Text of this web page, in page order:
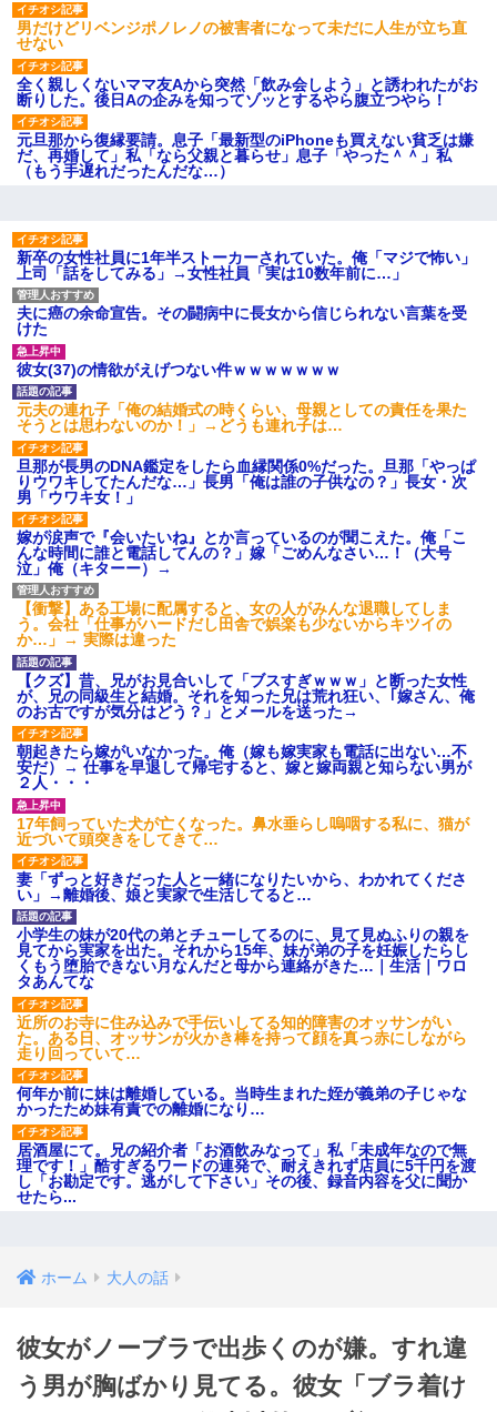
【衝撃】報酬100万円超の治験
募集がこちらｗｗｗｗｗ(※画像
あり)
【ネット騒然】惨殺されたタ
ワマン頂き女子のこの動画、す
げえええええｗｗｗｗｗｗｗｗ
ｗｗｗ
【愕然】白のクラウン俺氏、
高速道路左車線を制限速度で走
った結果wwwwwwwwwwww
でも盛大にやらかす←あまり悲
しませないでくれ
男だけどリベンジポノレノの被害者になって未だに人生が立ち直
せない
全く親しくないママ友Aから突然「飲み会しよう」と誘われたがお
断りした。後日Aの企みを知ってゾッとするやら腹立つやら！
元旦那から復縁要請。息子「最新型のiPhoneも買えない貧乏は嫌
だ、再婚して」私「なら父親と暮らせ」息子「やった＾＾」私
（もう手遅れだったんだな…）
新卒の女性社員に1年半ストーカーされていた。俺「マジで怖い」
上司「話をしてみる」→女性社員「実は10数年前に…」
夫に癌の余命宣告。その闘病中に長女から信じられない言葉を受
けた
彼女(37)の情欲がえげつない件ｗｗｗｗｗｗｗ
元夫の連れ子「俺の結婚式の時くらい、母親としての責任を果た
そうとは思わないのか！」→どうも連れ子は…
旦那が長男のDNA鑑定をしたら血縁関係0%だった。旦那「やっぱ
りウワキしてたんだな…」長男「俺は誰の子供なの？」長女・次
男「ウワキ女！」
嫁が涙声で『会いたいね』とか言っているのが聞こえた。俺「こ
んな時間に誰と電話してんの？」嫁「ごめんなさい…！（大号
泣」俺（キターー）→
【衝撃】ある工場に配属すると、女の人がみんな退職してしま
う。会社「仕事がハードだし田舎で娯楽も少ないからキツイの
か…」→ 実際は違った
【クズ】昔、兄がお見合いして「ブスすぎｗｗｗ」と断った女性
が、兄の同級生と結婚。それを知った兄は荒れ狂い、｢嫁さん、俺
のお古ですが気分はどう？」とメールを送った→
朝起きたら嫁がいなかった。俺（嫁も嫁実家も電話に出ない…不
安だ）→ 仕事を早退して帰宅すると、嫁と嫁両親と知らない男が
２人・・・
17年飼っていた犬が亡くなった。鼻水垂らし嗚咽する私に、猫が
近づいて頭突きをしてきて…
妻「ずっと好きだった人と一緒になりたいから、わかれてくださ
い」→離婚後、娘と実家で生活してると…
小学生の妹が20代の弟とチューしてるのに、見て見ぬふりの親を
見てから実家を出た。それから15年、妹が弟の子を妊娠したらし
くもう堕胎できない月なんだと母から連絡がきた…｜生活｜ワロ
タあんてな
近所のお寺に住み込みで手伝いしてる知的障害のオッサンがい
た。ある日、オッサンが火かき棒を持って顔を真っ赤にしながら
走り回っていて…
何年か前に妹は離婚している。当時生まれた姪が義弟の子じゃな
かったため妹有責での離婚になり…
居酒屋にて。兄の紹介者「お酒飲みなって」私「未成年なので無
理です！」酷すぎるワードの連発で、耐えきれず店員に5千円を渡
し「お勘定です。逃がして下さい」その後、録音内容を父に聞か
せたら...
ホーム 大人の話
彼女がノーブラで出歩くのが嫌。すれ違
う男が胸ばかり見てる。彼女「ブラ着け